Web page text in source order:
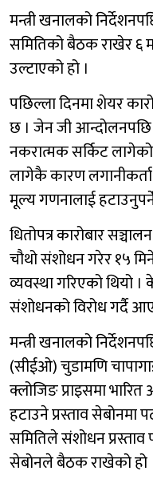
मन्त्री खनालको
समितिको बैठक राखेर ६
उल्टाएको हो ।
पछिल्ला दिनमा शेयर
छ । जेन जी
नकरात्मक सर्किट
लागेकै कारण
मूल्य गणनालाई
धितोपत्र कारोबार
चौथो संशोधन गरेर १५
व्यवस्था गरिएको थियो
संशोधनको विरोध गर्दै
मन्त्री खनालको
(सीईओ) चुडामणि
क्लोजिङ प्राइसमा
हटाउने प्रस्ताव सेबोनमा
समितिले संशोधन प्रस्ताव
सेबोनले बैठक राखेको हो